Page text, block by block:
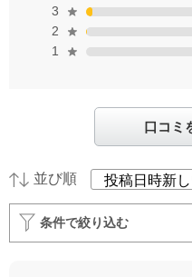
3
2
1
口コミ
並び順
条件で絞り込む